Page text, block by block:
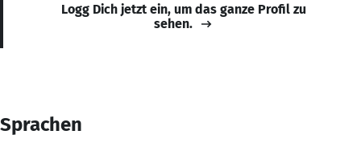
Logg Dich jetzt ein, um das ganze Profil zu
sehen.
Sprachen